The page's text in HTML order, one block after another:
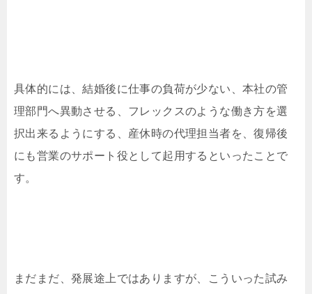
具体的には、結婚後に仕事の負荷が少ない、本社の管
理部門へ異動させる、フレックスのような働き方を選
択出来るようにする、産休時の代理担当者を、復帰後
にも営業のサポート役として起用するといったことで
す。
まだまだ、発展途上ではありますが、こういった試み